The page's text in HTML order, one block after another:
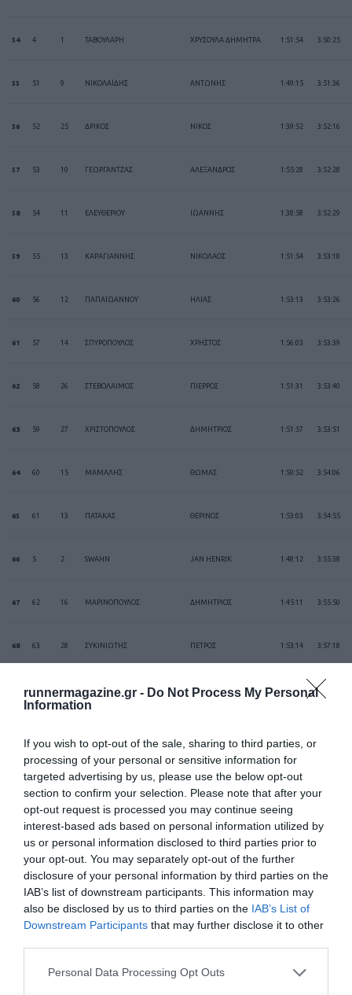
runnermagazine.gr - Do Not Process My Personal
Information
If you wish to opt-out of the sale, sharing to third parties, or
processing of your personal or sensitive information for
targeted advertising by us, please use the below opt-out
section to confirm your selection. Please note that after your
opt-out request is processed you may continue seeing
interest-based ads based on personal information utilized by
us or personal information disclosed to third parties prior to
your opt-out. You may separately opt-out of the further
disclosure of your personal information by third parties on the
IAB’s list of downstream participants. This information may
also be disclosed by us to third parties on the IAB’s List of
Downstream Participants that may further disclose it to other
Personal Data Processing Opt Outs
54 4 1 ΤΑΒΟΥΛΑΡΗ ΧΡΥΣΟΥΛΑ ΔΗΜΗΤΡΑ 1:51:54 3:50:25
55 51 9 ΝΙΚΟΛΑΪΔΗΣ ΑΝΤΩΝΗΣ 1:49:15 3:51:36
56 52 25 ΔΡΙΚΟΣ ΝΙΚΟΣ 1:39:52 3:52:16
57 53 10 ΓΕΩΡΓΑΝΤΖΑΣ ΑΛΕΞΑΝΔΡΟΣ 1:55:28 3:52:28
58 54 11 ΕΛΕΥΘΕΡΙΟΥ ΙΩΑΝΝΗΣ 1:38:58 3:52:29
59 55 13 ΚΑΡΑΓΙΑΝΝΗΣ ΝΙΚΟΛΑΟΣ 1:51:54 3:53:18
60 56 12 ΠΑΠΑΪΩΑΝΝΟΥ ΗΛΙΑΣ 1:53:13 3:53:26
61 57 14 ΣΠΥΡΟΠΟΥΛΟΣ ΧΡΗΣΤΟΣ 1:56:03 3:53:39
62 58 26 ΣΤΕΒΟΛΑΙΜΟΣ ΠΙΕΡΡΟΣ 1:51:31 3:53:40
63 59 27 ΧΡΙΣΤΟΠΟΥΛΟΣ ΔΗΜΗΤΡΙΟΣ 1:51:57 3:53:51
64 60 15 ΜΑΜΑΛΗΣ ΘΩΜΑΣ 1:59:52 3:54:06
65 61 13 ΠΑΤΑΚΑΣ ΘΕΡΙΝΟΣ 1:53:03 3:54:55
66 5 2 SWAHN JAN HENRIK 1:48:12 3:55:38
67 62 16 ΜΑΡΙΝΟΠΟΥΛΟΣ ΔΗΜΗΤΡΙΟΣ 1:45:11 3:55:50
68 63 28 ΣΥΚΙΝΙΩΤΗΣ ΠΕΤΡΟΣ 1:53:14 3:57:18
64 29 ΔΙΑΜΑΝΤΕΑΣ ΠΑΝΑΓΙΩΤΗΣ 1:57:41 3:57:31
66 1 ΖΕΠΠΟΣ ΝΙΚΟΣ 1:58:19
68 31 ΚΟΝΤΟΓΙΩΡΓΗΣ ΣΠΥΡΟΣ 1:51:55
14 ΠΑΝΑΓΙΩΤΟΠΟΥΛΟΣ ΧΡΗΣΤΟΣ 1:59:58
70 15 ΚΑΡΑΛΙΑΣ ΠΑΝΑΓΙΩΤΗΣ 1:52:42 3:59:10